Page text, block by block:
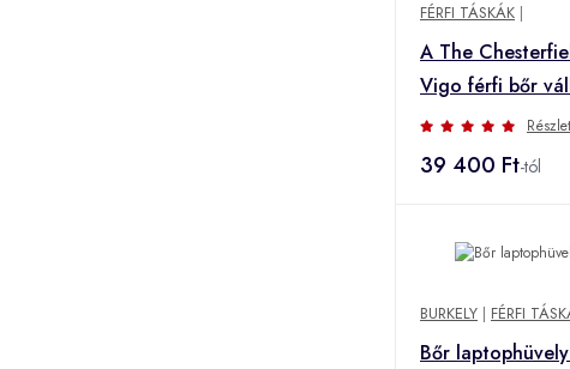
FÉRFI TÁSKÁK |
A The
Vigo férfi bőr
konyak
39 400 Ft-tól
BURKELY | FÉRFI
Bőr